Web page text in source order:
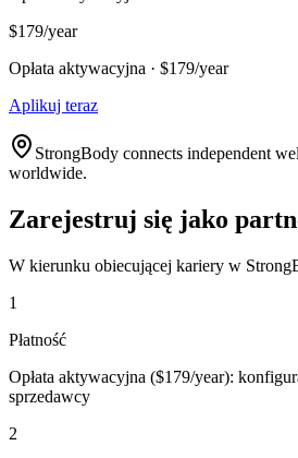
$179/year
Opłata aktywacyjna · $179/year
Aplikuj teraz
StrongBody connects independent
worldwide.
Zarejestruj się jako
W kierunku obiecującej kariery w
1
Płatność
Opłata aktywacyjna ($179/year):
sprzedawcy
2